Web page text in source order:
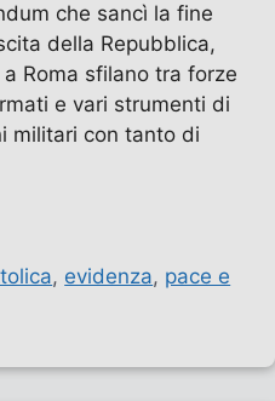
che sancì la fine
della Repubblica,
Roma sfilano tra forze
e vari strumenti di
militari con tanto di
, evidenza, pace e